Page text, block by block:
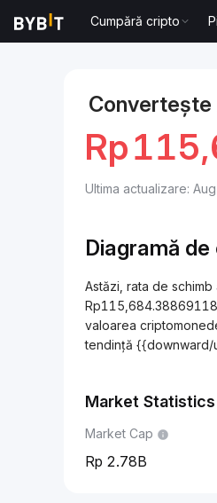
Cumpără cripto
Convertește
Rp
Ultima actualizare:
Diagramă
Astăzi, rata de
valoarea
tendință
Market Statistics
Market Cap
2.78B